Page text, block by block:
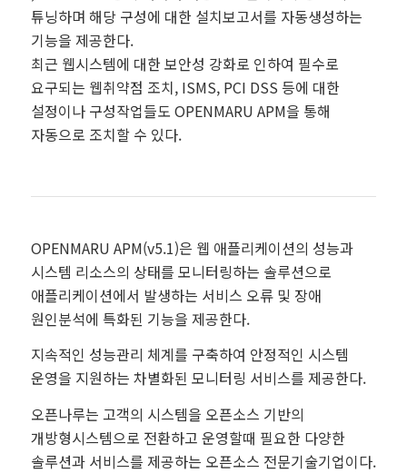
튜닝하며 해당 구성에 대한 설치보고서를 자동생성하는
기능을 제공한다.
최근 웹시스템에 대한 보안성 강화로 인하여 필수로
요구되는 웹취약점 조치, ISMS, PCI DSS 등에 대한
설정이나 구성작업들도 OPENMARU APM을 통해
자동으로 조치할 수 있다.
OPENMARU APM(v5.1)은 웹 애플리케이션의 성능과
시스템 리소스의 상태를 모니터링하는 솔루션으로
애플리케이션에서 발생하는 서비스 오류 및 장애
원인분석에 특화된 기능을 제공한다.
지속적인 성능관리 체계를 구축하여 안정적인 시스템
운영을 지원하는 차별화된 모니터링 서비스를 제공한다.
오픈나루는 고객의 시스템을 오픈소스 기반의
개방형시스템으로 전환하고 운영할때 필요한 다양한
솔루션과 서비스를 제공하는 오픈소스 전문기술기업이다.